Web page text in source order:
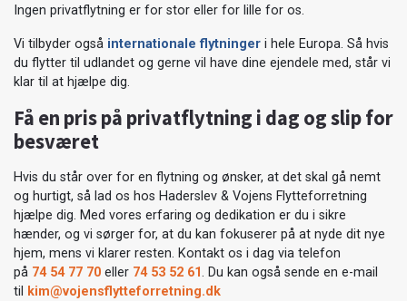
Ingen privatflytning er for stor eller for lille for os.
Vi tilbyder også internationale flytninger i hele Europa. Så hvis
du flytter til udlandet og gerne vil have dine ejendele med, står vi
klar til at hjælpe dig.
Få en pris på privatflytning i dag og slip for
besværet
Hvis du står over for en flytning og ønsker, at det skal gå nemt
og hurtigt, så lad os hos Haderslev & Vojens Flytteforretning
hjælpe dig. Med vores erfaring og dedikation er du i sikre
hænder, og vi sørger for, at du kan fokuserer på at nyde dit nye
hjem, mens vi klarer resten. Kontakt os i dag via telefon
på 74 54 77 70 eller 74 53 52 61. Du kan også sende en e-mail
til
kim@vojensflytteforretning.dk